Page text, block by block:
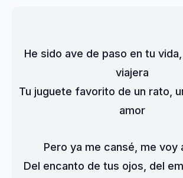
He sido ave de paso en tu
viajera
Tu juguete favorito de un rato,
amor
Pero ya me cansé, me voy
Del encanto de tus ojos, del